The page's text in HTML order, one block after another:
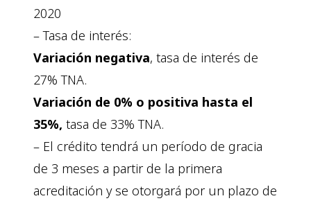
2020
– Tasa de interés:
Variación negativa, tasa de interés de
27% TNA.
Variación de 0% o positiva hasta el
35%, tasa de 33% TNA.
– El crédito tendrá un período de gracia
de 3 meses a partir de la primera
acreditación y se otorgará por un plazo de